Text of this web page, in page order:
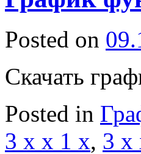
Posted on
Скачать
Posted in
3 x x 1 x, 3 x